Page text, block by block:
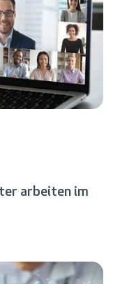
arbeiten im